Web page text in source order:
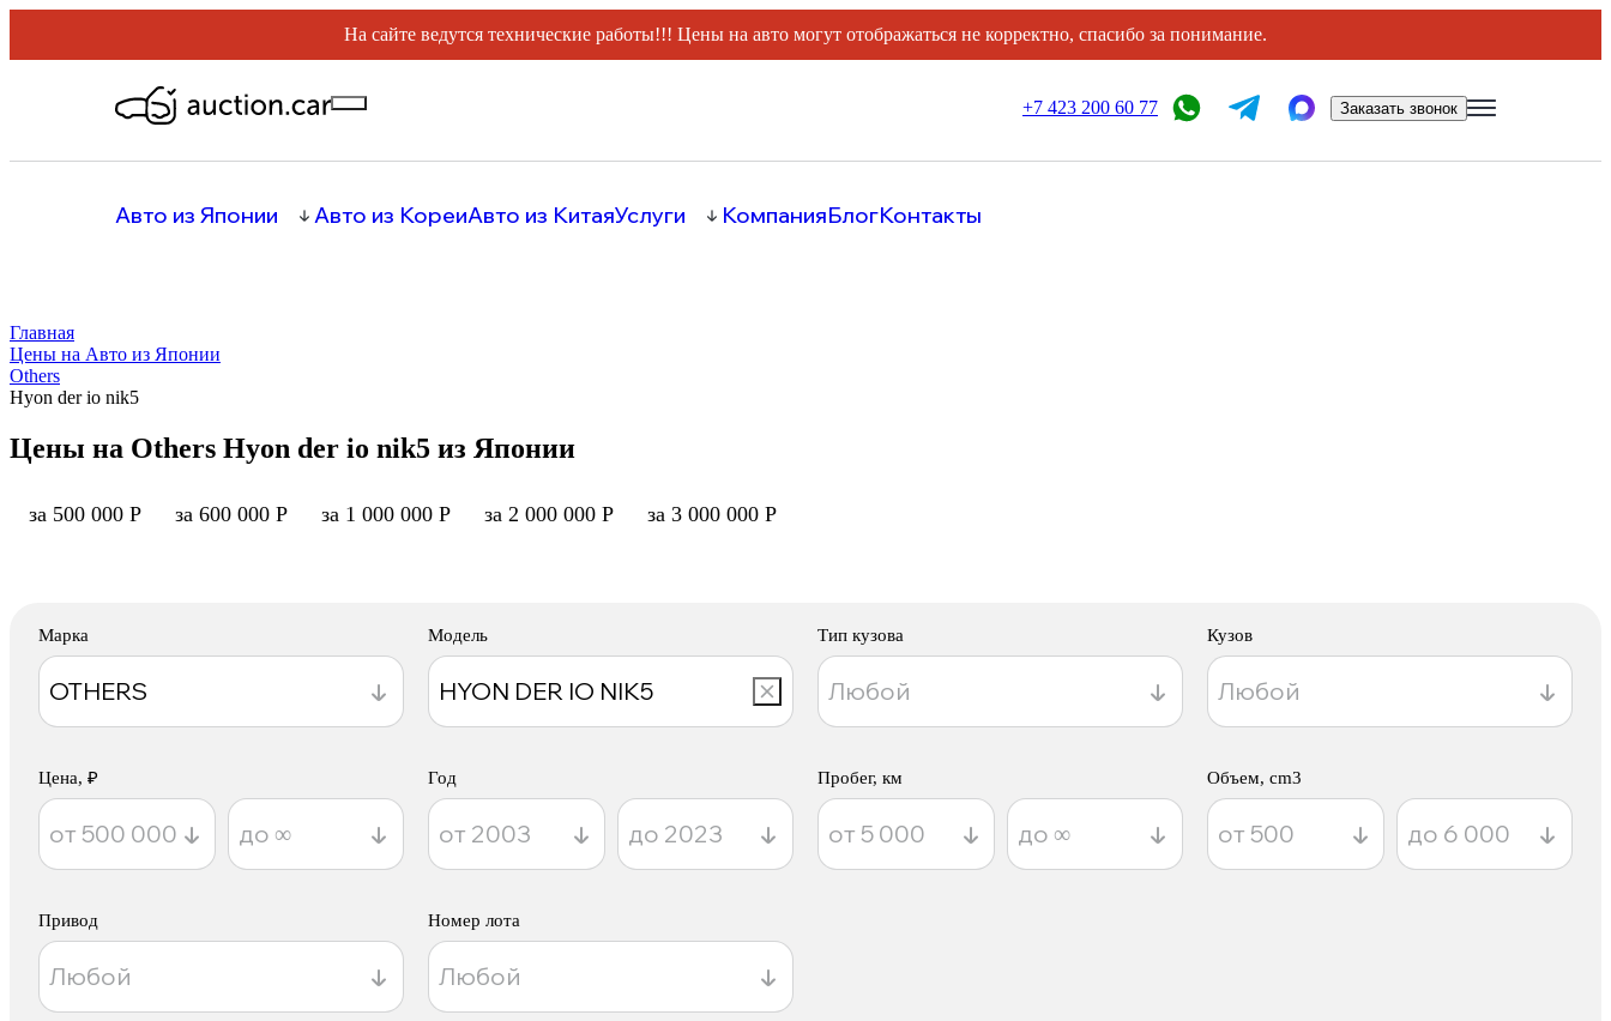
На сайте ведутся технические работы!!! Цены на авто могут отображаться не корректно, спасибо за понимание.
+7 423 200 60 77 Заказать звонок
Авто из Японии Авто из КореиАвто из КитаяУслуги КомпанияБлогКонтакты
Главная
Цены на Авто из Японии
Others
Hyon der io nik5
Цены на Others Hyon der io nik5 из Японии
за 500 000 Р за 600 000 Р за 1 000 000 Р за 2 000 000 Р за 3 000 000 Р
Марка Модель Тип кузова Кузов
Цена, ₽ Год Пробег, км Объем, cm3
Привод Номер лота